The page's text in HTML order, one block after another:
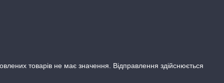
товарів не має значення. Відправлення здійснюється